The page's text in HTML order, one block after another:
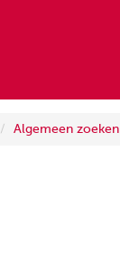
Algemeen zoeken